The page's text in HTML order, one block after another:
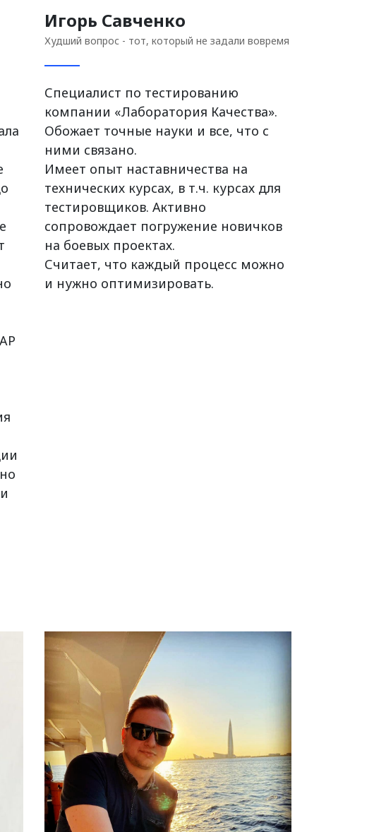
Игорь Савченко
Худший вопрос - тот, который не задали вовремя
Специалист по тестированию
компании «Лаборатория Качества».
Обожает точные науки и все, что с
ними связано.
Имеет опыт наставничества на
технических курсах, в т.ч. курсах для
тестировщиков. Активно
сопровождает погружение новичков
на боевых проектах.
Считает, что каждый процесс можно
и нужно оптимизировать.